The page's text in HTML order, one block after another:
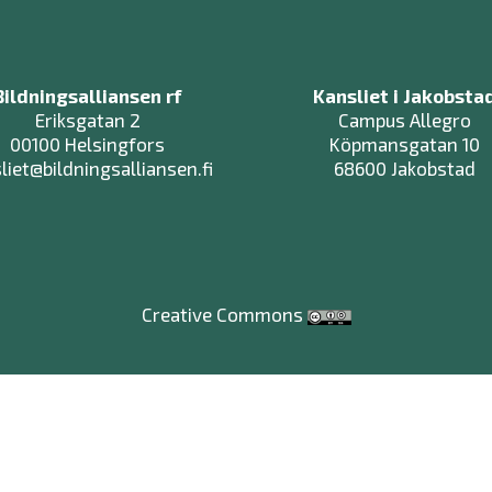
rf
Eriksgatan 2
00100 Helsingfors
Kansliet i
Campus Allegro
Köpmansgatan 10
68600 Jakobstad
Creative Commons